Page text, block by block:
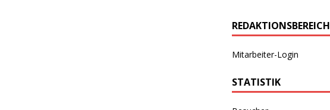
REDAKTIONSBEREICH
Mitarbeiter-Login
STATISTIK